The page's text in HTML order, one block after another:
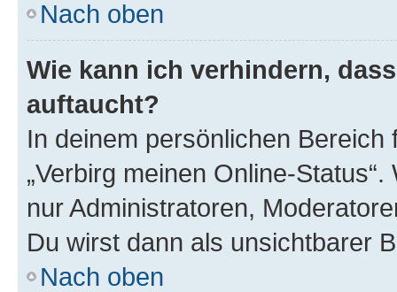
Nach oben
Wie kann ich verhindern,
auftaucht?
In deinem persönlichen
„Verbirg meinen Online-
nur Administratoren,
Du wirst dann als unsichtbarer
Nach oben